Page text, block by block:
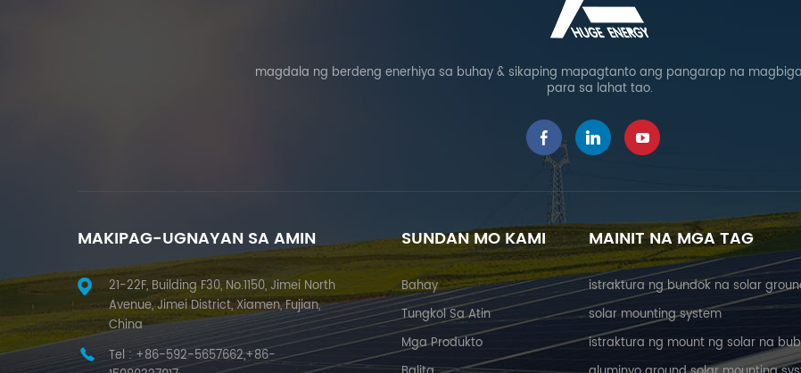
magdala ng berdeng enerhiya sa buhay & sikaping mapagtanto ang pangarap na
para sa lahat tao.
MAKIPAG-UGNAYAN SA AMIN
21-22F, Building F30, No.1150, Jimei North
Avenue, Jimei District, Xiamen, Fujian,
China
Tel : +86-592-5657662,+86-
SUNDAN MO KAMI
Bahay
Tungkol Sa Atin
Mga Produkto
MAINIT NA MGA TAG
istraktura ng bundok na solar
solar mounting system
istraktura ng mount ng solar na